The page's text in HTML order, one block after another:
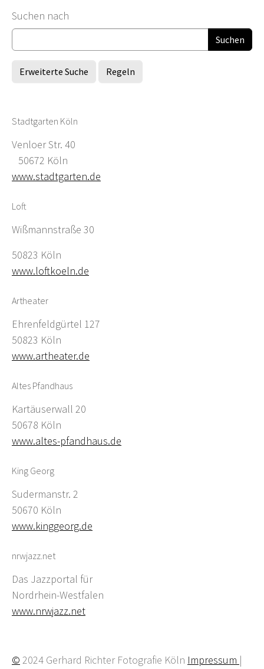
Suchformular
Suchen nach
Erweiterte Suche Regeln
Stadtgarten Köln
Venloer Str. 40
50672 Köln
www.stadtgarten.de
Loft
Wißmannstraße 30
50823 Köln
www.loftkoeln.de
Artheater
Ehrenfeldgürtel 127
50823 Köln
www.artheater.de
Altes Pfandhaus
Kartäuserwall 20
50678 Köln
www.altes-pfandhaus.de
King Georg
Sudermanstr. 2
50670 Köln
www.kinggeorg.de
nrwjazz.net
Das Jazzportal für
Nordrhein-Westfalen
www.nrwjazz.net
© 2024 Gerhard Richter Fotografie Köln Impressum |